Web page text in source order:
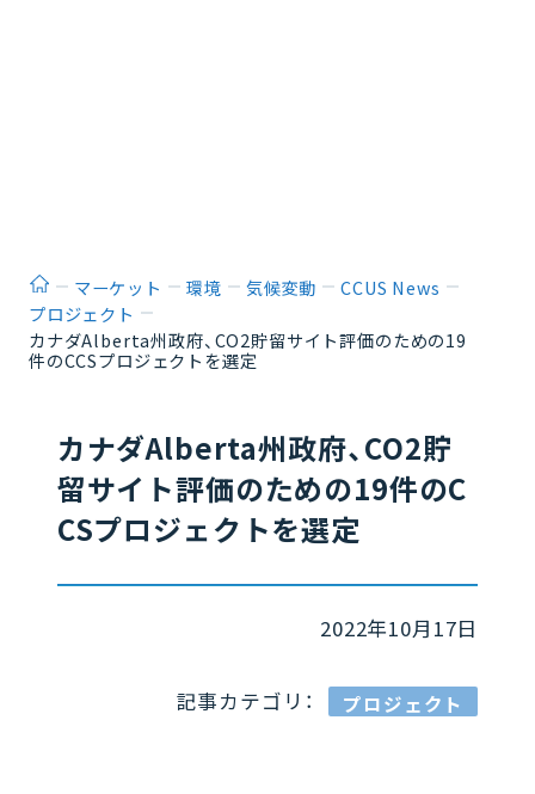
ホームマーケット 環境 気候変動
CCUS News
プロジェクト
カナダAlberta州政府、CO2貯留サイト評価のための19
件のCCSプロジェクトを選定
カナダAlberta州政府、CO2貯
留サイト評価のための19件のC
CSプロジェクトを選定
2022年10月17日
記事カテゴリ： プロジェクト